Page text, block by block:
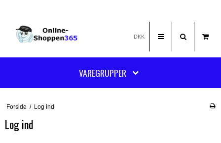
DKK
VAREGRUPPER
Forside / Log ind
Log ind